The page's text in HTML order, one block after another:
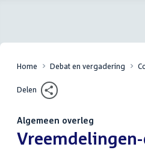
Home Debat en vergadering
Delen
Algemeen overleg
: